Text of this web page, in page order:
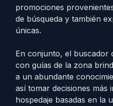
promociones
de búsqueda y también
únicas.
En conjunto, el buscador
con guías de la zona
a un abundante
así tomar decisiones más
hospedaje basadas en la